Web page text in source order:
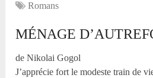
Romans
MÉNAGE
de Nikolai Gogol
J’apprécie fort le modeste train de